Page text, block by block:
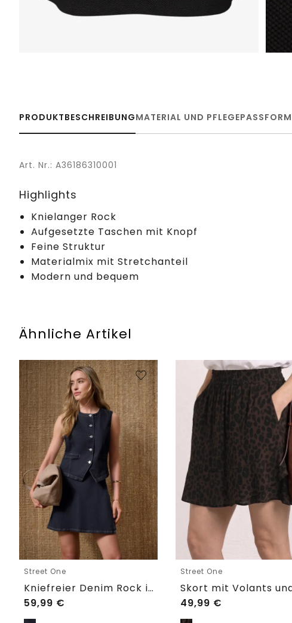
PRODUKTBESCHREIBUNGMATERIAL UND PFLEGEPASSFORM
Art. Nr.: A36186310001
Highlights
Knielanger Rock
Aufgesetzte Taschen mit Knopf
Feine Struktur
Materialmix mit Stretchanteil
Modern und bequem
Ähnliche Artikel
Street One
Kniefreier Denim Rock in Wickeloptik
59,99 €
Street One
49,99 €